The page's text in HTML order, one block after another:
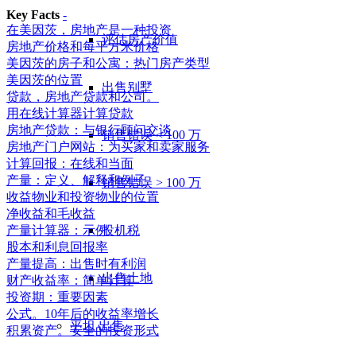
评估房产价值
出售别墅
销售错误 < 100 万
销售错误 > 100 万
投机税
出售土地
平坦出售
Key Facts -
在美因茨，房地产是一种投资
房地产价格和每平方米价格
美因茨的房子和公寓：热门房产类型
美因茨的位置
贷款，房地产贷款和公司。
用在线计算器计算贷款
房地产贷款：与银行顾问交谈
房地产门户网站：为买家和卖家服务
计算回报：在线和当面
产量：定义、解释和例子
收益物业和投资物业的位置
净收益和毛收益
产量计算器：示例
股本和利息回报率
产量提高：出售时有利润
财产收益率：简单计算
投资期：重要因素
公式。10年后的收益率增长
积累资产。安全的投资形式